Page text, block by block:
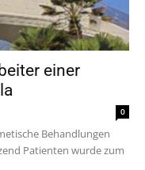
einer
0
Behandlungen
Patienten wurde zum